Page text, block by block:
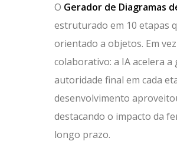
O Gerador de Diagramas
estruturado em 10 etapas
orientado a objetos. Em
colaborativo: a IA acelera
autoridade final em cada
desenvolvimento
destacando o impacto da
longo prazo.